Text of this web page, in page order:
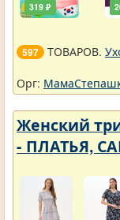
319 ₽
597 ТОВАРОВ.
Орг:
Женский
- ПЛАТЬЯ,